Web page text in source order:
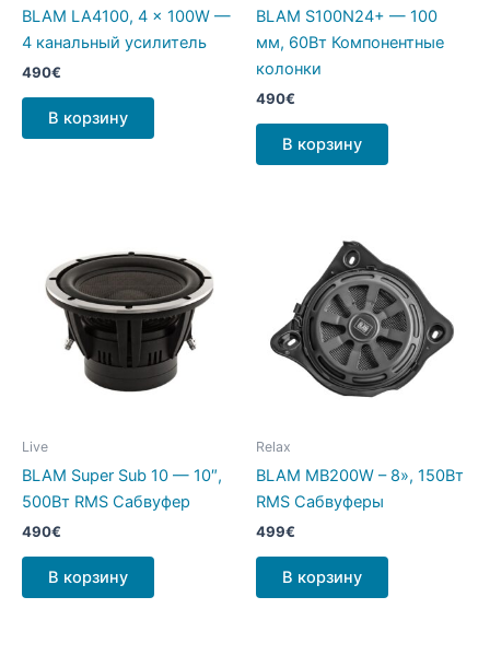
BLAM LA4100, 4 x 100W —
4 канальный усилитель
490€
В корзину
BLAM S100N24+ — 100
мм, 60Вт Компонентные
колонки
490€
В корзину
Live
BLAM Super Sub 10 — 10″,
500Вт RMS Сабвуфер
490€
В корзину
Relax
BLAM MB200W – 8», 150Вт
RMS Cабвуферы
499€
В корзину